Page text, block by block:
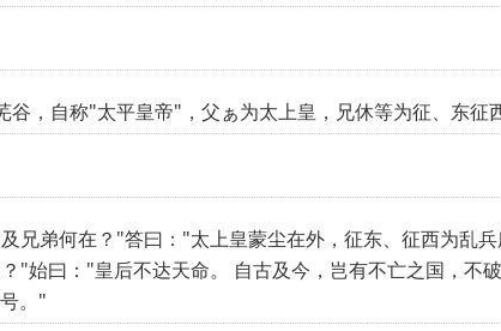
，自称"太平皇帝"，父ぁ为太上皇，兄休等为征、东征
兄弟何在？"答曰："太上皇蒙尘在外，征东、征西为乱
"始曰："皇后不达天命。 自古及今，岂有不亡之国，不
。"